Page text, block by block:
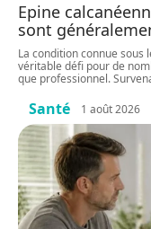
Epine
sont
La condition connue sous
véritable défi pour de
que professionnel.
Santé 1 août 2026